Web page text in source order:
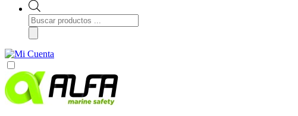
Búsqueda
de
productos